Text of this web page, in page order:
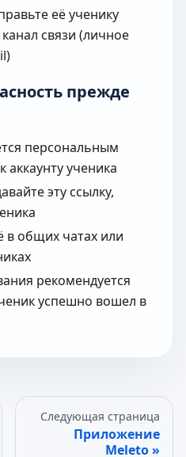
её ученику
связи (личное
прежде
персональным
аккаунту ученика
эту ссылку,
в общих чатах или
рекомендуется
успешно вошел в
Следующая страница
Приложение
Meleto